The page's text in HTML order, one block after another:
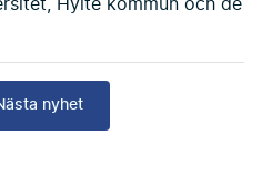
Hylte kommun och de
nyhet